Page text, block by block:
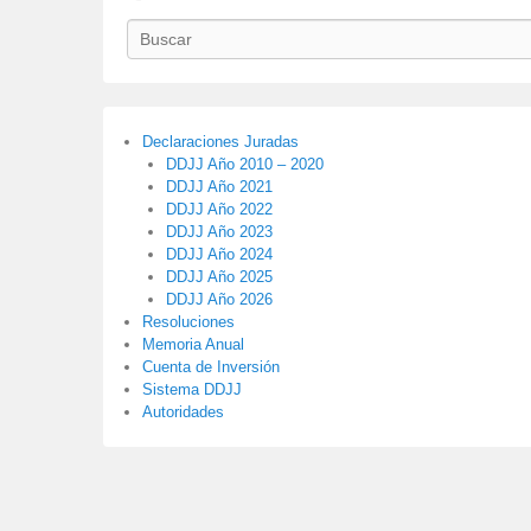
Buscar
Declaraciones Juradas
DDJJ Año 2010 – 2020
DDJJ Año 2021
DDJJ Año 2022
DDJJ Año 2023
DDJJ Año 2024
DDJJ Año 2025
DDJJ Año 2026
Resoluciones
Memoria Anual
Cuenta de Inversión
Sistema DDJJ
Autoridades